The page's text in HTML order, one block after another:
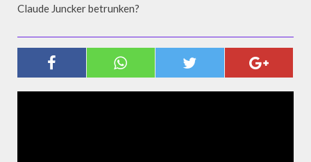
Claude Juncker betrunken?
YOUTUBE-VIDEO: JEAN-CLAUDE
JUNCKER BETRUNKEN?